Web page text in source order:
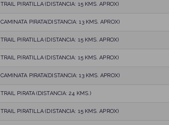
TRAIL PIRATILLA (DISTANCIA: 15 KMS. APROX)
CAMINATA PIRATA(DISTANCIA: 13 KMS. APROX)
TRAIL PIRATILLA (DISTANCIA: 15 KMS. APROX)
TRAIL PIRATILLA (DISTANCIA: 15 KMS. APROX)
CAMINATA PIRATA(DISTANCIA: 13 KMS. APROX)
TRAIL PIRATA (DISTANCIA: 24 KMS.)
TRAIL PIRATILLA (DISTANCIA: 15 KMS. APROX)